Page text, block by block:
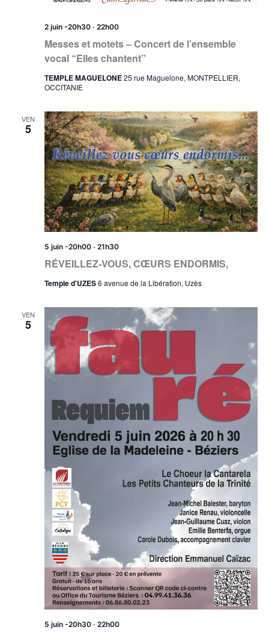
Messes et motets – Concert de l’ensemble
vocal “Elles chantent”
2 juin -20h30- 22h00
TEMPLE MAGUELONE25 rue Maguelone, MONTPELLIER,
OCCITANIE
VEN
5
RÉVEILLEZ-VOUS, CŒURS ENDORMIS,
5 juin -20h00- 21h30
Temple d'UZES6 avenue de la Libération, Uzès
VEN
5
5 juin -20h30- 22h00